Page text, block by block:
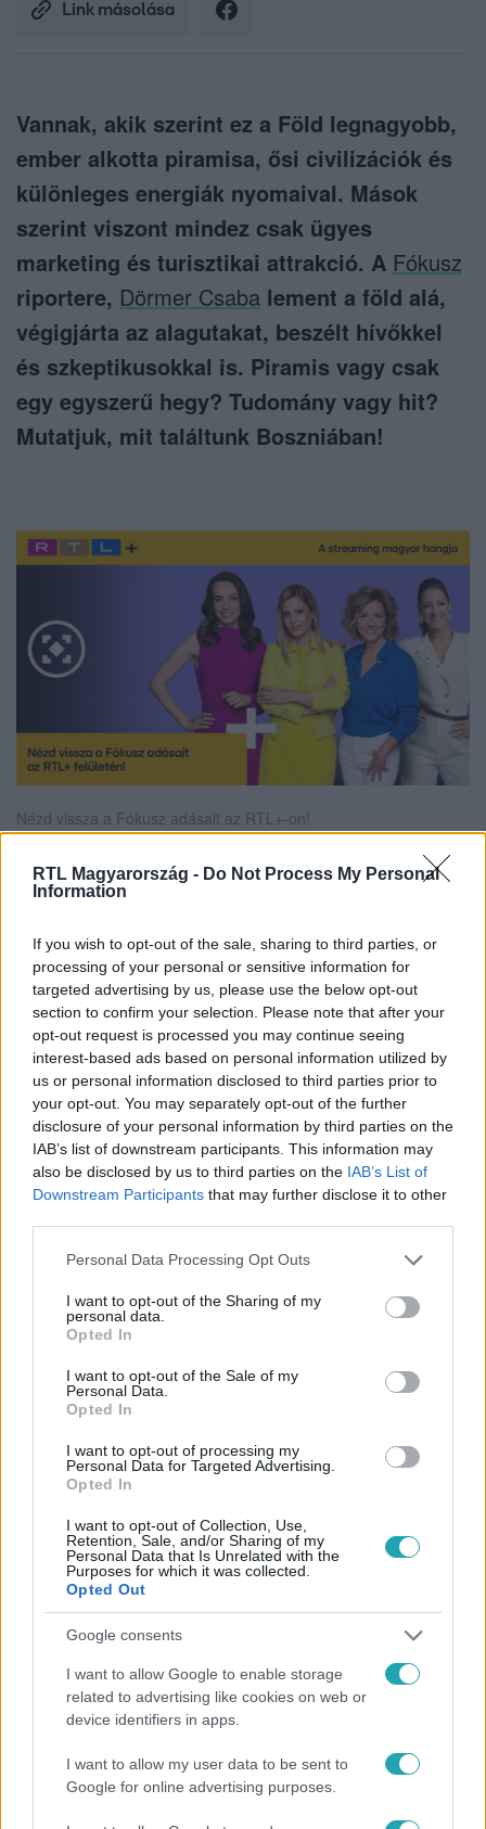
RTL Magyarország - Do Not Process My Personal
Information
If you wish to opt-out of the sale, sharing to third parties, or
processing of your personal or sensitive information for
targeted advertising by us, please use the below opt-out
section to confirm your selection. Please note that after your
opt-out request is processed you may continue seeing
interest-based ads based on personal information utilized by
us or personal information disclosed to third parties prior to
your opt-out. You may separately opt-out of the further
disclosure of your personal information by third parties on the
IAB’s list of downstream participants. This information may
also be disclosed by us to third parties on the IAB’s List of
Downstream Participants that may further disclose it to other
Please note that this website/app uses one or more Google
not limited to your visit or usage behaviour. You may click to
grant or deny consent to Google and its third-party tags to
use your data for below specified purposes in below Google
consent section.
Personal Data Processing Opt Outs
I want to opt-out of the Sharing of my
personal data.
Opted In
I want to opt-out of the Sale of my
Personal Data.
Opted In
I want to opt-out of processing my
Personal Data for Targeted Advertising.
Opted In
I want to opt-out of Collection, Use,
Retention, Sale, and/or Sharing of my
Personal Data that Is Unrelated with the
Purposes for which it was collected.
Opted Out
Google consents
I want to allow Google to enable storage
related to advertising like cookies on web or
device identifiers in apps.
I want to allow my user data to be sent to
Google for online advertising purposes.
Link másolása
Vannak, akik szerint ez a Föld legnagyobb,
ember alkotta piramisa, ősi civilizációk és
különleges energiák nyomaival. Mások
szerint viszont mindez csak ügyes
marketing és turisztikai attrakció. A Fókusz
riportere, Dörmer Csaba lement a föld alá,
végigjárta az alagutakat, beszélt hívőkkel
és szkeptikusokkal is. Piramis vagy csak
egy egyszerű hegy? Tudomány vagy hit?
Mutatjuk, mit találtunk Boszniában!
Nézd vissza a Fókusz adásait az RTL+-on!
Követem
FÓKUSZ #BOSZNIA # ADÁSRÉSZLETEK
PIRAMIS #
ŐSI CIVILIZÁCIÓ # VISOKO
Népszerű